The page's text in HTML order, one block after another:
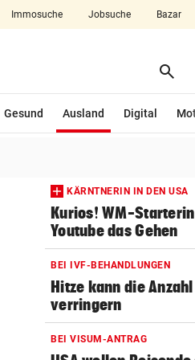
Immosuche Jobsuche Bazar
search
Gesund Ausland
Digital
KÄRNTNERIN IN DEN USA
Kurios! WM-
Youtube das Gehen
BEI IVF-BEHANDLUNGEN
Hitze kann die
verringern
BEI VISUM-ANTRAG